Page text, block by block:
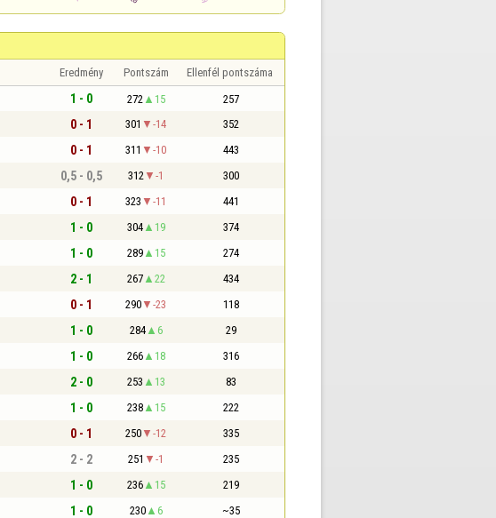
Eredmény Pontszám Ellenfél pontszáma
1 - 0 272 15 257
0 - 1 301 -14 352
0 - 1 311 -10 443
0,5 - 0,5 312 -1 300
0 - 1 323 -11 441
1 - 0 304 19 374
1 - 0 289 15 274
2 - 1 267 22 434
0 - 1 290 -23 118
1 - 0 284 6 29
1 - 0 266 18 316
2 - 0 253 13 83
1 - 0 238 15 222
0 - 1 250 -12 335
2 - 2 251 -1 235
1 - 0 236 15 219
1 - 0 230 6 ~35